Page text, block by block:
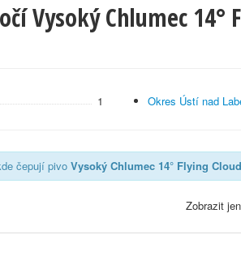
Vysoký Chlumec 14°
1 Okres Ústí nad
čepují pivo Vysoký Chlumec 14° Flying
Zobrazit